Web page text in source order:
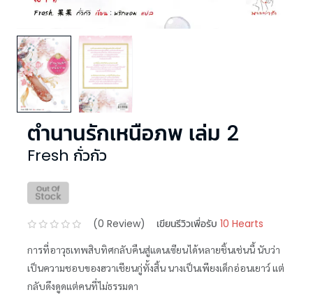
ตำนานรักเหนือภพ เล่ม 2
Fresh กั่วกัว
(0 Review) เขียนรีวิวเพื่อรับ 10 Hearts
การที่อาวุธเทพสิบทิศกลับคืนสู่แดนเซียนได้หลายชิ้นเช่นนี้ นับว่า
เป็นความชอบของฮวาเชียนกู่ทั้งสิ้น นางเป็นเพียงเด็กอ่อนเยาว์ แต่
กลับดึงดูดแต่คนที่ไม่ธรรมดา